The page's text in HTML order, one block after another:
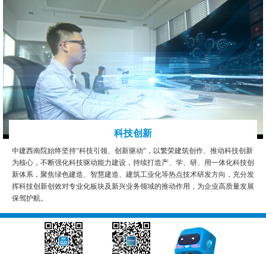
科技创新
中建西南院始终坚持“科技引领、创新驱动”，以繁荣建筑创作、推动科技创新
为核心，不断强化科技驱动能力建设，持续打造产、学、研、用一体化科技创
新体系，聚焦绿色建造、智慧建造、建筑工业化等热点技术研发方向，充分发
挥科技创新创效对专业化板块及新兴业务领域的推动作用，为企业高质量发展
保驾护航。